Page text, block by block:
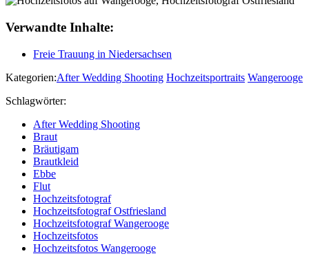
Verwandte Inhalte:
Freie Trauung in Niedersachsen
Kategorien:After Wedding Shooting Hochzeitsportraits Wangerooge
Schlagwörter:
After Wedding Shooting
Braut
Bräutigam
Brautkleid
Ebbe
Flut
Hochzeitsfotograf
Hochzeitsfotograf Ostfriesland
Hochzeitsfotograf Wangerooge
Hochzeitsfotos
Hochzeitsfotos Wangerooge